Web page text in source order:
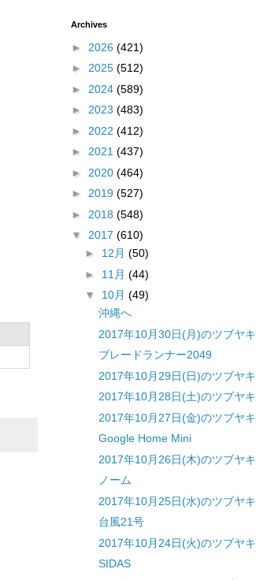
Archives
► 2026 (421)
► 2025 (512)
► 2024 (589)
► 2023 (483)
► 2022 (412)
► 2021 (437)
► 2020 (464)
► 2019 (527)
► 2018 (548)
▼ 2017 (610)
► 12月 (50)
► 11月 (44)
▼ 10月 (49)
沖縄へ
2017年10月30日(月)のツブヤキ
ブレードランナー2049
2017年10月29日(日)のツブヤキ
2017年10月28日(土)のツブヤキ
2017年10月27日(金)のツブヤキ
Google Home Mini
2017年10月26日(木)のツブヤキ
ノーム
2017年10月25日(水)のツブヤキ
台風21号
2017年10月24日(火)のツブヤキ
SIDAS